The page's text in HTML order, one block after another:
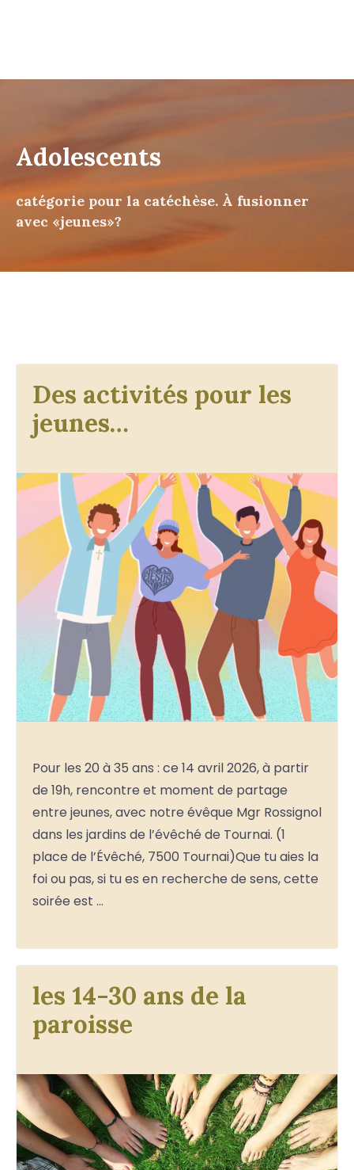
Adolescents
catégorie pour la catéchèse. À fusionner
avec «jeunes»?
Des activités pour les
jeunes…
Pour les 20 à 35 ans : ce 14 avril 2026, à partir
de 19h, rencontre et moment de partage
entre jeunes, avec notre évêque Mgr Rossignol
dans les jardins de l’évêché de Tournai. (1
place de l’Évêché, 7500 Tournai)Que tu aies la
foi ou pas, si tu es en recherche de sens, cette
soirée est …
les 14-30 ans de la
paroisse